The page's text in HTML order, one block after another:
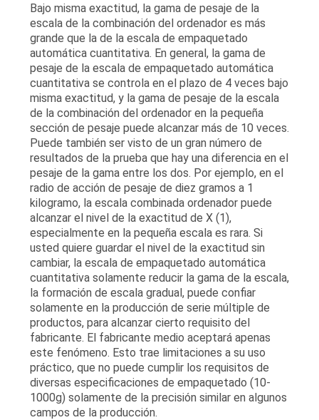
Bajo misma exactitud, la gama de pesaje de la
escala de la combinación del ordenador es más
grande que la de la escala de empaquetado
automática cuantitativa. En general, la gama de
pesaje de la escala de empaquetado automática
cuantitativa se controla en el plazo de 4 veces bajo
misma exactitud, y la gama de pesaje de la escala
de la combinación del ordenador en la pequeña
sección de pesaje puede alcanzar más de 10 veces.
Puede también ser visto de un gran número de
resultados de la prueba que hay una diferencia en el
pesaje de la gama entre los dos. Por ejemplo, en el
radio de acción de pesaje de diez gramos a 1
kilogramo, la escala combinada ordenador puede
alcanzar el nivel de la exactitud de X (1),
especialmente en la pequeña escala es rara. Si
usted quiere guardar el nivel de la exactitud sin
cambiar, la escala de empaquetado automática
cuantitativa solamente reducir la gama de la escala,
la formación de escala gradual, puede confiar
solamente en la producción de serie múltiple de
productos, para alcanzar cierto requisito del
fabricante. El fabricante medio aceptará apenas
este fenómeno. Esto trae limitaciones a su uso
práctico, que no puede cumplir los requisitos de
diversas especificaciones de empaquetado (10-
1000g) solamente de la precisión similar en algunos
campos de la producción.